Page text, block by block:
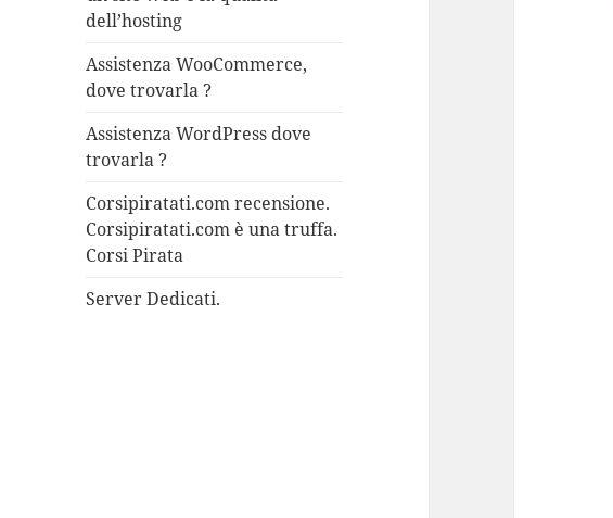
dell’hosting
Assistenza WooCommerce,
dove trovarla ?
Assistenza WordPress dove
trovarla ?
Corsipiratati.com recensione.
Corsipiratati.com è una truffa.
Corsi Pirata
Server Dedicati.